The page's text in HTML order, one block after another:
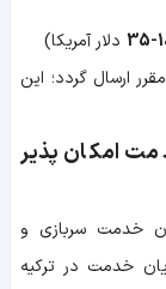
دلار آمریکا)
ارسال گردد؛ این
امکان پذیر
خدمت سربازی و
خدمت در ترکیه